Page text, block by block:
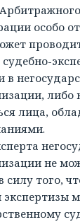
особо
в
либо
лица,
не
силу того,